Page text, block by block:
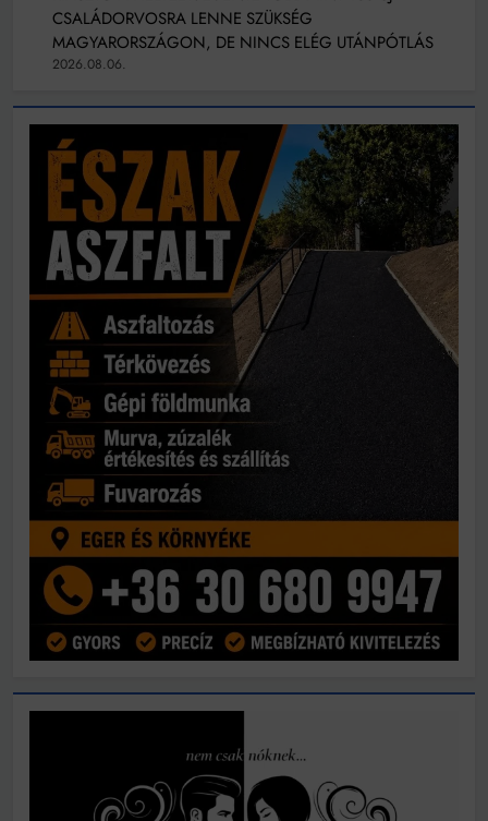
CSALÁDORVOSRA LENNE SZÜKSÉG
MAGYARORSZÁGON, DE NINCS ELÉG UTÁNPÓTLÁS
2026.08.06.